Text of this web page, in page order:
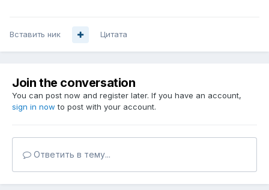
Вставить ник Цитата
Join the conversation
You can post now and register later. If you have an account,
sign in now to post with your account.
Ответить в тему...